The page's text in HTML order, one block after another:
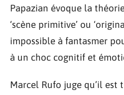
Papazian évoque la
‘scène primitive’ ou
impossible à fantasmer
à un choc cognitif et
Marcel Rufo juge qu’il est